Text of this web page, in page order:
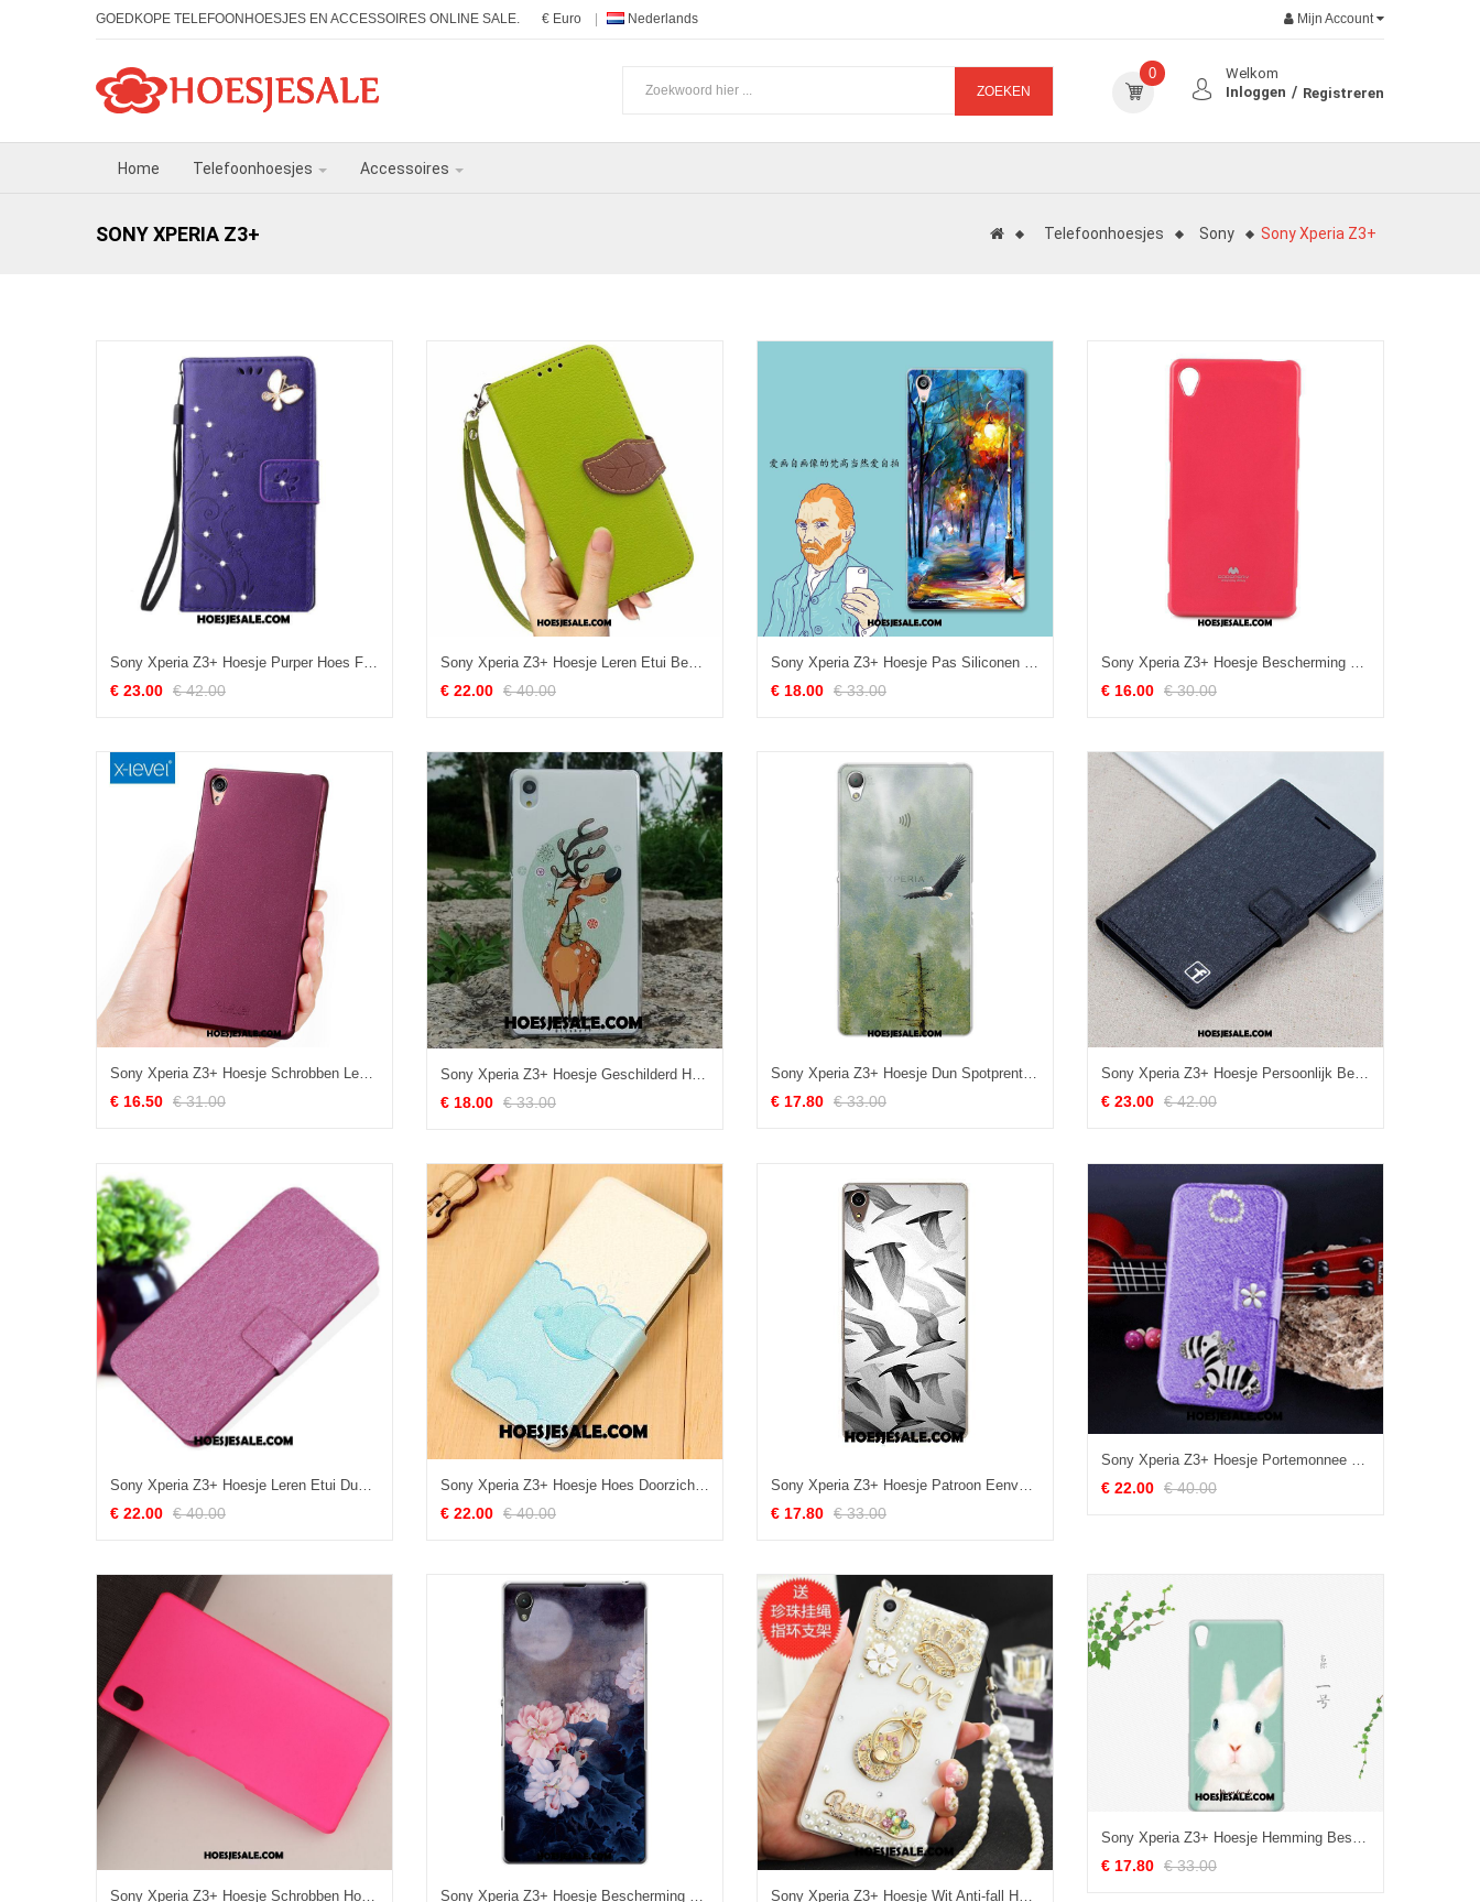
GOEDKOPE TELEFOONHOESJES EN ACCESSOIRES ONLINE SALE. € Euro Nederlands Mijn Account
ZOEKEN
Welkom
Inloggen
Registreren
0
Home Telefoonhoesjes Accessoires
SONY XPERIA Z3+ Telefoonhoesjes Sony Sony Xperia Z3+
Sony Xperia Z3+ Hoesje Purper Hoes Folio Mobiele Telefoon Leren Etui Goedkoop
€ 23.00 € 42.00
Sony Xperia Z3+ Hoesje Leren Etui Bescherming Folio Mobiele Telefoon Anti-fall Kopen
€ 22.00 € 40.00
Sony Xperia Z3+ Hoesje Pas Siliconen Sterrenhemel Bescherming Hoes Kopen
€ 18.00 € 33.00
Sony Xperia Z3+ Hoesje Bescherming Siliconen Rood Hoes Mobiele Telefoon Kopen
€ 16.00 € 30.00
Sony Xperia Z3+ Hoesje Schrobben Leer Wijnrood Dun Mobiele Telefoon Goedkoop
€ 16.50 € 31.00 € 18.00 € 33.00
Sony Xperia Z3+ Hoesje Dun Spotprent Bescherming Doorzichtig Groen Goedkoop
€ 17.80 € 33.00
Sony Xperia Z3+ Hoesje Persoonlijk Bescherming Clamshell Zwart Mobiele Telefoon Sale
€ 23.00 € 42.00
€ 22.00 € 40.00 € 22.00 € 40.00 € 17.80 € 33.00
Sony Xperia Z3+ Hoesje Portemonnee Leer Leren Etui Hoes Mobiele Telefoon Kopen
€ 22.00 € 40.00
€ 17.80 € 33.00